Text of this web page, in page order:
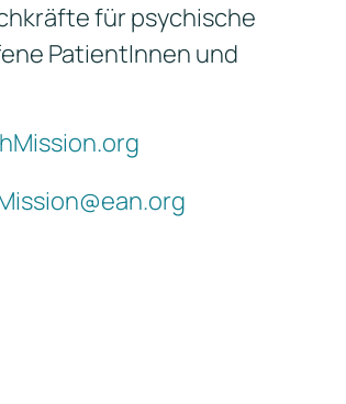
für psychische
PatientInnen und